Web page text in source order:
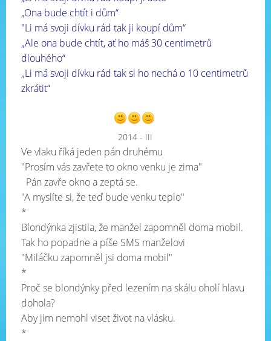
„Ona bude chtít i dům“
"Li má svoji dívku rád tak ji koupí dům“
„Ale ona bude chtít, ať ho máš 30 centimetrů
dlouhého“
„Li má svoji dívku rád tak si ho nechá o 10 centimetrů
zkrátit“
2014 - III
Ve vlaku říká jeden pán druhému
"Prosím vás zavřete to okno venku je zima"
Pán zavře okno a zeptá se.
"A myslíte si, že teď bude venku teplo"
*
Blondýnka zjistila, že manžel zapomněl doma mobil.
Tak ho popadne a píše SMS manželovi
"Miláčku zapomněl jsi doma mobil"
*
Proč se blondýnky před lezením na skálu oholí hlavu
dohola?
Aby jim nemohl viset život na vlásku.
*